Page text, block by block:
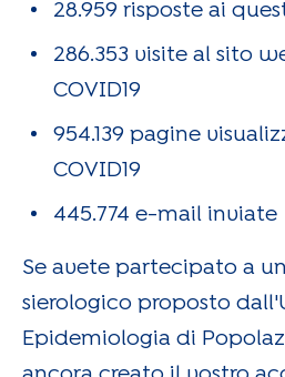
28.959 risposte ai
286.353 visite al sito
COVID19
954.139 pagine
COVID19
445.774 e-mail inviate
Se avete partecipato a
sierologico proposto
Epidemiologia di